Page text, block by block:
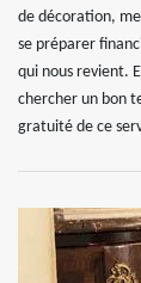
de décoration,
se préparer
qui nous revient.
chercher un bon
gratuité de ce